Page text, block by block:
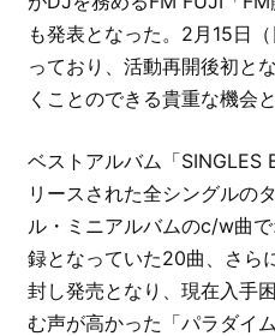
も発表となった。2月15日
っており、活動再開後初と
くことのできる貴重な機会
ベストアルバム「SINGLES
リースされた全シングルの
ル・ミニアルバムのc/w曲
録となっていた20曲、さ
封し発売となり、現在入手
む声が高かった「パラダイ